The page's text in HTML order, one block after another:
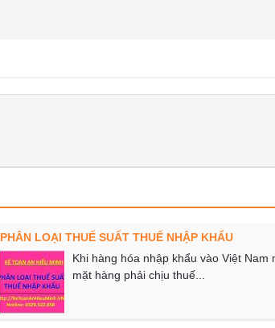
PHÂN LOẠI THUẾ SUẤT THUẾ NHẬP KHẨU
Khi hàng hóa nhập khẩu vào Việt Nam
mặt hàng phải chịu thuế...